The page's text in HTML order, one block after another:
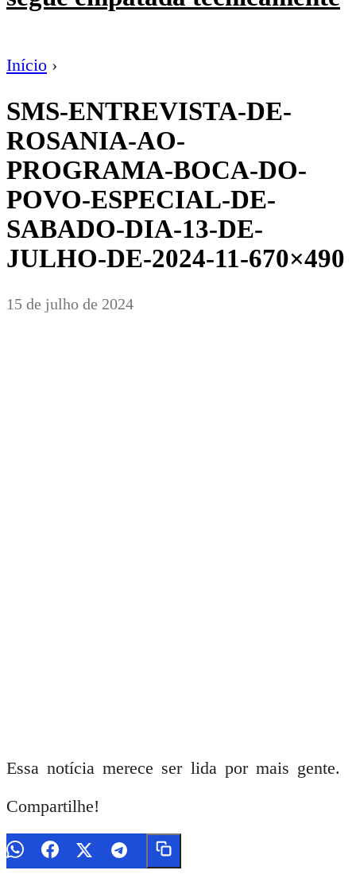
Início ›
SMS-ENTREVISTA-DE-
ROSANIA-AO-
PROGRAMA-BOCA-DO-
POVO-ESPECIAL-DE-
SABADO-DIA-13-DE-
JULHO-DE-2024-11-670×490
15 de julho de 2024
Essa notícia merece ser lida por mais gente.
Compartilhe!